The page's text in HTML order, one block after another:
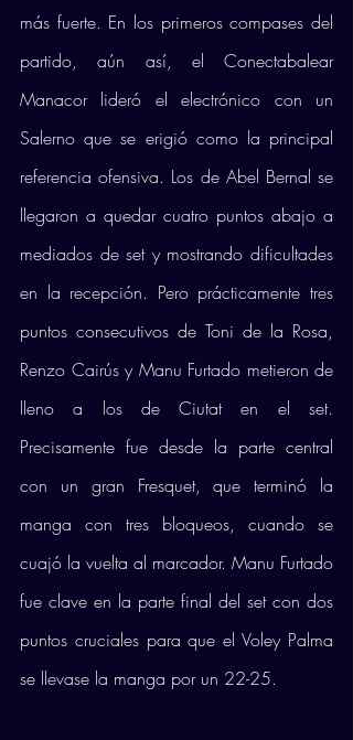
más fuerte. En los primeros compases del
partido, aún así, el Conectabalear
Manacor lideró el electrónico con un
Salerno que se erigió como la principal
referencia ofensiva. Los de Abel Bernal se
llegaron a quedar cuatro puntos abajo a
mediados de set y mostrando dificultades
en la recepción. Pero prácticamente tres
puntos consecutivos de Toni de la Rosa,
Renzo Cairús y Manu Furtado metieron de
lleno a los de Ciutat en el set.
Precisamente fue desde la parte central
con un gran Fresquet, que terminó la
manga con tres bloqueos, cuando se
cuajó la vuelta al marcador. Manu Furtado
fue clave en la parte final del set con dos
puntos cruciales para que el Voley Palma
se llevase la manga por un 22-25.